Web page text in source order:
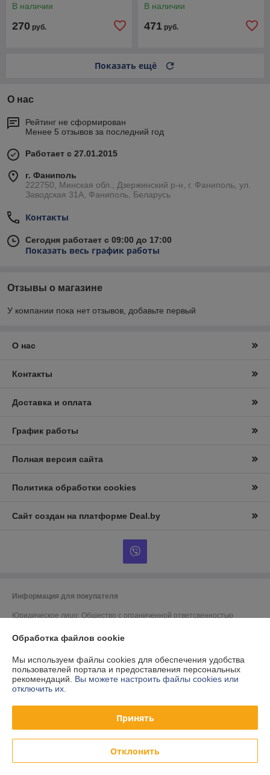
В наличии
270 руб.
В наличии
471 руб.
Показать ещё
О нас
Рейтинг не сформирован
Менее 5 отзывов за последний год
Работает с 27.01.2015
г. Фаниполь
222750, Минская обл., Дзержинский р-н, г. Фаниполь, ул.
Заводская 31А, Фаниполь, Беларусь
Контакты
Сегодня работает с 09:00 до 17:00
Показать весь график работы
Отзывы о магазине
У компании пока нет отзывов, добавьте первый
О нас
Контакты
Доставка и оплата
График работы
Полная версия сайта
Политика обработки cookies
Сайт создан на платформе Deal.by
Информация для покупателя
Юридическое лицо: Общество с ограниченной ответсвенностью
27А
Регистрационный номер ЕГР: 100719905
УНП: 100719905
Дата регистрации компании: 31.08.2000
Обработка файлов cookie
Мы используем файлы cookies для обеспечения удобства
пользователей портала и предоставления персональных
рекомендаций. Вы можете настроить файлы cookies или
отключить их.
Принять
Отклонить